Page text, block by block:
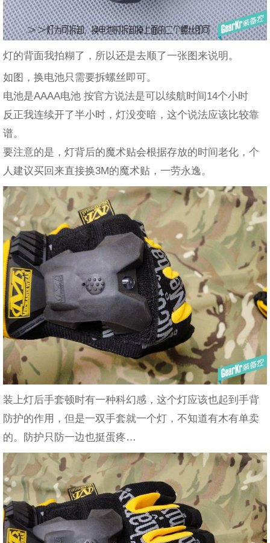
灯的背面我拍糊了，所以还是去顺了一张图来说明。
如图，换电池只需要拆螺丝即可。
电池是AAAA电池 按官方说法是可以续航时间14个小时
反正我连续开了半小时，灯没变暗，这个说法应该比较靠
谱。
要注意的是，灯背后的魔术贴会根据存放的时间老化，个
人建议买回来直接换3M的魔术贴，一劳永逸。
装上灯后手套顿时有一种科幻感，这个灯应该也起到手背
防护的作用，但是一双手套就一个灯，不知道有木有单卖
的。防护只防一边也挺蛋疼…